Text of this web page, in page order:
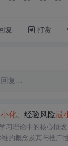
复 打赏
回复…
化、经验风险最
习理论中的核心概
的概念及其与推广